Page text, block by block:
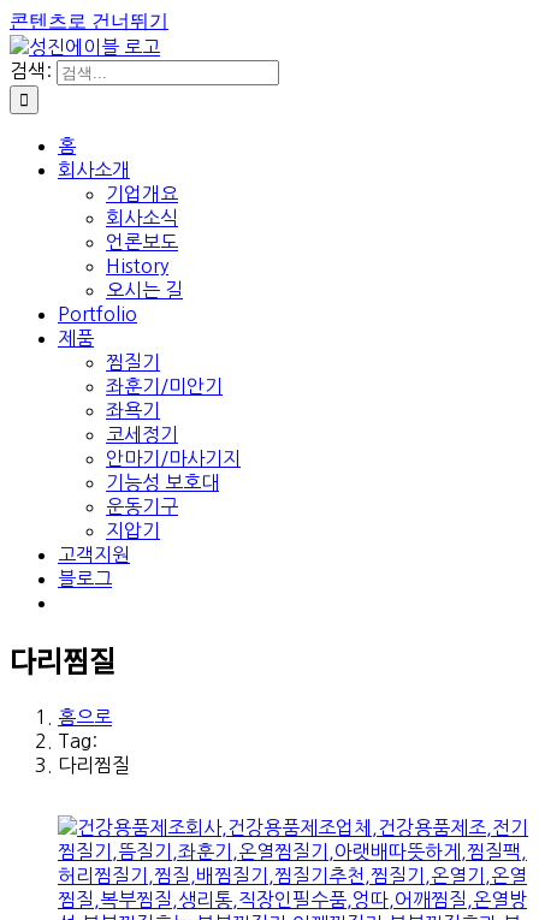
콘텐츠로 건너뛰기
검색:
홈
회사소개
기업개요
회사소식
언론보도
History
오시는 길
Portfolio
제품
찜질기
좌훈기/미안기
좌욕기
코세정기
안마기/마사기지
기능성 보호대
운동기구
지압기
고객지원
블로그
다리찜질
홈으로
Tag:
다리찜질